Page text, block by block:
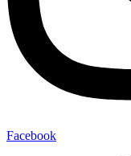
Facebook